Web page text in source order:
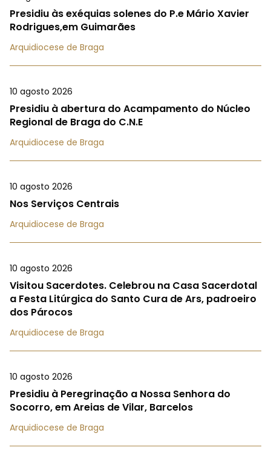
Presidiu às exéquias solenes do P.e Mário Xavier
Rodrigues,em Guimarães
Arquidiocese de Braga
10 agosto 2026
Presidiu à abertura do Acampamento do Núcleo
Regional de Braga do C.N.E
Arquidiocese de Braga
10 agosto 2026
Nos Serviços Centrais
Arquidiocese de Braga
10 agosto 2026
Visitou Sacerdotes. Celebrou na Casa Sacerdotal
a Festa Litúrgica do Santo Cura de Ars, padroeiro
dos Párocos
Arquidiocese de Braga
10 agosto 2026
Presidiu à Peregrinação a Nossa Senhora do
Socorro, em Areias de Vilar, Barcelos
Arquidiocese de Braga